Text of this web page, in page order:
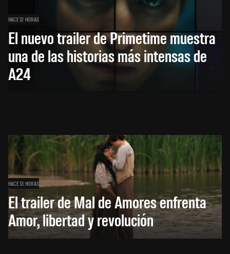
HACE 12 HORAS
El nuevo trailer de Primetime muestra
una de las historias más intensas de
A24
HACE 13 HORAS
El trailer de Mal de Amores enfrenta
Amor, libertad y revolución